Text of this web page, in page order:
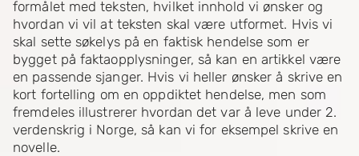
formålet med teksten, hvilket innhold vi ønsker og
hvordan vi vil at teksten skal være utformet. Hvis vi
skal sette søkelys på en faktisk hendelse som er
bygget på faktaopplysninger, så kan en artikkel være
en passende sjanger. Hvis vi heller ønsker å skrive en
kort fortelling om en oppdiktet hendelse, men som
fremdeles illustrerer hvordan det var å leve under 2.
verdenskrig i Norge, så kan vi for eksempel skrive en
novelle.